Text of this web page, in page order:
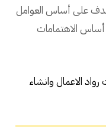
على أساس العوامل
أساس الاهتمامات
الاعمال وانشاء